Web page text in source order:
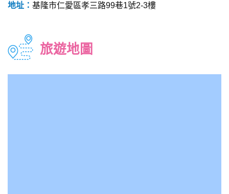
地址： 基隆市仁愛區孝三路99巷1號2-3樓
旅遊地圖